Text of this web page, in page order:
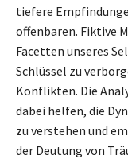
tiefere
offenbaren. Fiktive
Facetten unseres
Schlüssel zu
Konflikten. Die
dabei helfen, die
zu verstehen und
der Deutung von